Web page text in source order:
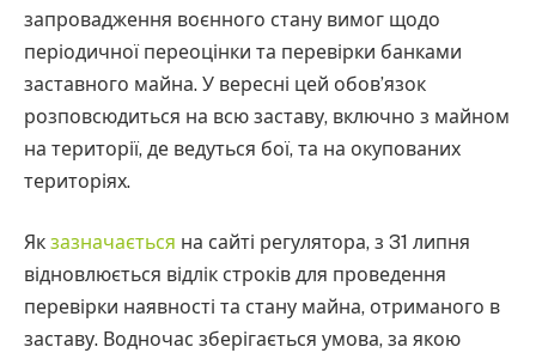
запровадження воєнного стану вимог щодо
періодичної переоцінки та перевірки банками
заставного майна. У вересні цей обов’язок
розповсюдиться на всю заставу, включно з майном
на території, де ведуться бої, та на окупованих
територіях.
Як зазначається на сайті регулятора, з 31 липня
відновлюється відлік строків для проведення
перевірки наявності та стану майна, отриманого в
заставу. Водночас зберігається умова, за якою